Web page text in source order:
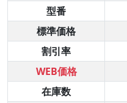
型番
標準価格
割引率
WEB価格
在庫数